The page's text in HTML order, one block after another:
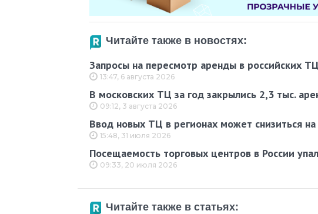
Читайте также в новостях:
Запросы на пересмотр аренды в российских
13:47, 6 августа 2026
В московских ТЦ за год закрылись 2,3 тыс.
09:12, 3 августа 2026
Ввод новых ТЦ в регионах может снизиться
15:48, 31 июля 2026
Посещаемость торговых центров в России
09:33, 20 июля 2026
Читайте также в статьях: